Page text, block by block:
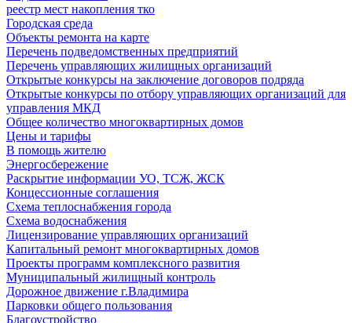
реестр мест накопления тко
Городская среда
Объекты ремонта на карте
Перечень подведомственных предприятий
Перечень управляющих жилищных организаций
Открытые конкурсы на заключение договоров подряда
Открытые конкурсы по отбору управляющих организаций для
управления МКД
Общее количество многоквартирных домов
Цены и тарифы
В помощь жителю
Энергосбережение
Раскрытие информации УО, ТСЖ, ЖСК
Концессионные соглашения
Схема теплоснабжения города
Схема водоснабжения
Лицензирование управляющих организаций
Капитальный ремонт многоквартирных домов
Проекты программ комплексного развития
Муниципальный жилищный контроль
Дорожное движение г.Владимира
Парковки общего пользования
Благоустройство